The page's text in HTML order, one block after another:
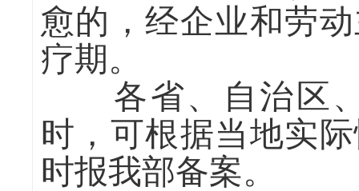
愈的，经企业和劳
疗期。
各省、自治区、
时，可根据当地实
时报我部备案。